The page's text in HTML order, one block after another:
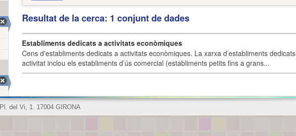
Resultat de la cerca: 1 conjunt de dades
Establiments dedicats a activitats econòmiques
Cens d'establiments dedicats a activitats econòmiques. La xarxa d’establiments
activitat inclou els establiments d’ús comercial (establiments petits fins a grans...
Pl. del Vi, 1. 17004 GIRONA